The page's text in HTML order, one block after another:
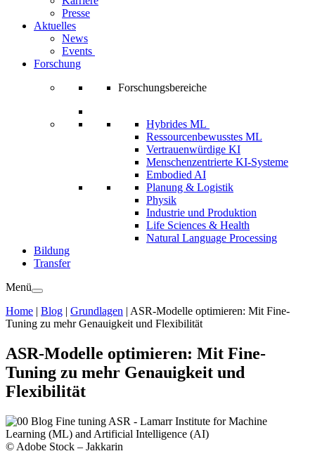
Presse
Aktuelles
News
Events
Forschung
Forschungsbereiche
Hybrides ML
Ressourcenbewusstes ML
Vertrauenwürdige KI
Menschenzentrierte KI-Systeme
Embodied AI
Planung & Logistik
Physik
Industrie und Produktion
Life Sciences & Health
Natural Language Processing
Bildung
Transfer
Menü
Home | Blog | Grundlagen | ASR-Modelle optimieren: Mit Fine-
Tuning zu mehr Genauigkeit und Flexibilität
ASR-Modelle optimieren: Mit Fine-
Tuning zu mehr Genauigkeit und
Flexibilität
© Adobe Stock – Jakkarin